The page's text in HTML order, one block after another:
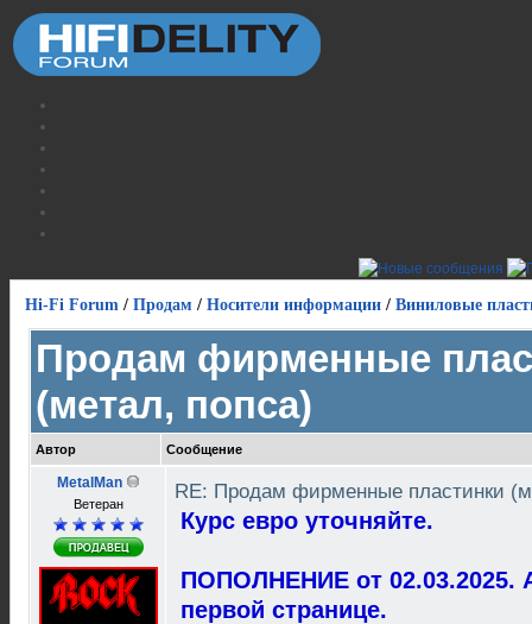
Hi-Fi Forum / Продам / Носители информации / Виниловые
Продам фирменные
(метал, попса)
Автор Сообщение
MetalMan
Ветеран
RE: Продам фирменные пластинки
Курс евро уточняйте.
ПОПОЛНЕНИЕ от 02.03.2025.
первой странице.